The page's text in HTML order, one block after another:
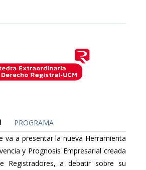
PROGRAMA
va a presentar la nueva Herramienta
y Prognosis Empresarial creada
Registradores, a debatir sobre su